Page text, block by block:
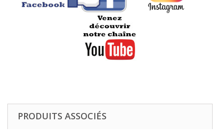
PRODUITS ASSOCIÉS